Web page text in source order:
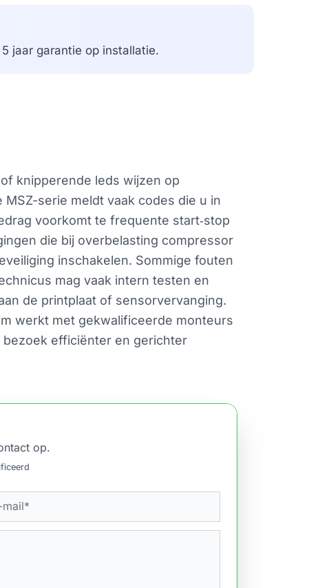
jaar garantie op installatie.
knipperende leds wijzen op
serie meldt vaak codes die u in
voorkomt te frequente start‑stop
die bij overbelasting compressor
inschakelen. Sommige fouten
mag vaak intern testen en
de printplaat of sensorvervanging.
werkt met gekwalificeerde monteurs
efficiënter en gerichter
op.